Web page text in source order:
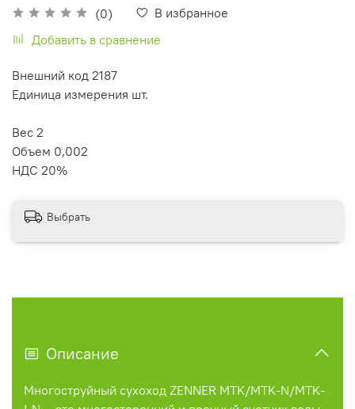
(0)
В избранное
Добавить в сравнение
Внешний код 2187
Единица измерения шт.
Вес 2
Объем 0,002
НДС 20%
Выбрать
Описание
Многоструйный сухоход ZENNER MTK/MTK-N/MTK-